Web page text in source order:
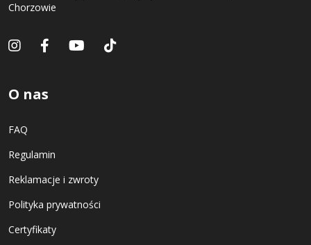
Chorzowie
O nas
FAQ
Regulamin
Reklamacje i zwroty
Polityka prywatności
Certyfikaty